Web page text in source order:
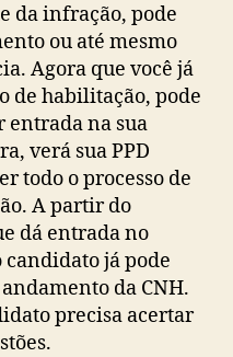
da infração, pode
ou até mesmo
Agora que você já
de habilitação, pode
entrada na sua
verá sua PPD
todo o processo de
A partir do
dá entrada no
candidato já pode
da CNH.
precisa acertar